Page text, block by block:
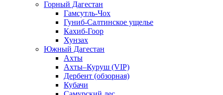
Горный Дагестан
Гамсутль-Чох
Гуниб-Салтинское ущелье
Кахиб-Гоор
Хунзах
Южный Дагестан
Ахты
Ахты–Куруш (VIP)
Дербент (обзорная)
Кубачи